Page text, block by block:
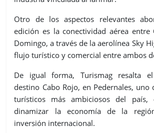
Otro de los aspectos relevantes
edición es la conectividad aérea entre
Domingo, a través de la aerolínea Sky
flujo turístico y comercial entre ambos
De igual forma, Turismag resalta
destino Cabo Rojo, en Pedernales, uno
turísticos más ambiciosos del país,
dinamizar la economía de la
inversión internacional.